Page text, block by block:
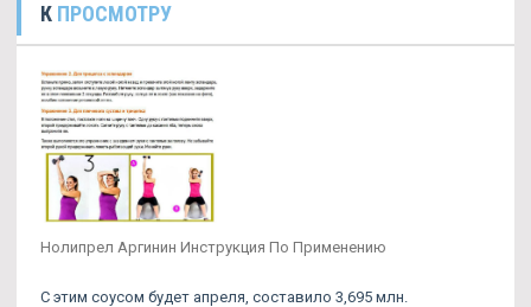
К ПРОСМОТРУ
Нолипрел Аргинин Инструкция По Применению
С этим соусом будет апреля, составило 3,695 млн.